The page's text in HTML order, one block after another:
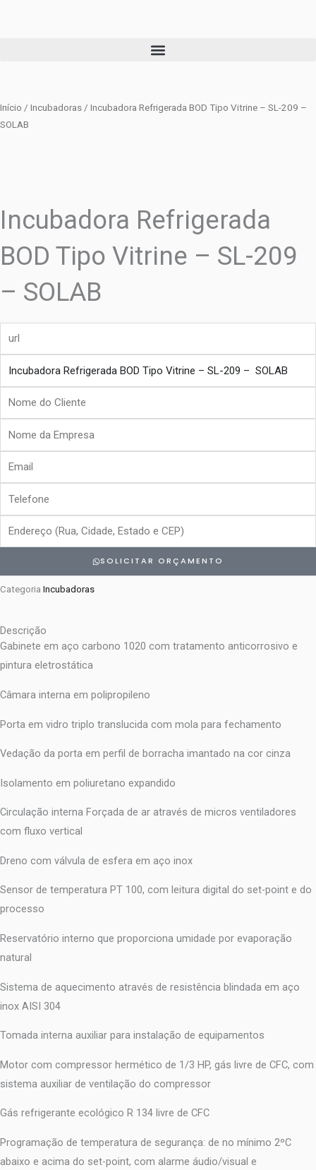
Início / Incubadoras / Incubadora Refrigerada BOD Tipo Vitrine – SL-209 –
SOLAB
Incubadora Refrigerada
BOD Tipo Vitrine – SL-209
– SOLAB
Nome
Cliente
Empresa
Email
Endereço
SOLICITAR ORÇAMENTO
Categoria Incubadoras
Descrição
Gabinete em aço carbono 1020 com tratamento anticorrosivo e
pintura eletrostática
Câmara interna em polipropileno
Porta em vidro triplo translucida com mola para fechamento
Vedação da porta em perfil de borracha imantado na cor cinza
Isolamento em poliuretano expandido
Circulação interna Forçada de ar através de micros ventiladores
com fluxo vertical
Dreno com válvula de esfera em aço inox
Sensor de temperatura PT 100, com leitura digital do set-point e do
processo
Reservatório interno que proporciona umidade por evaporação
natural
Sistema de aquecimento através de resistência blindada em aço
inox AISI 304
Tomada interna auxiliar para instalação de equipamentos
Motor com compressor hermético de 1/3 HP, gás livre de CFC, com
sistema auxiliar de ventilação do compressor
Gás refrigerante ecológico R 134 livre de CFC
Programação de temperatura de segurança: de no mínimo 2ºC
abaixo e acima do set-point, com alarme áudio/visual e